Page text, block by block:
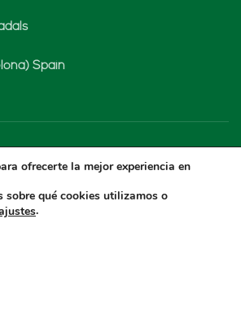
Spain
Industrial Empresarial
Puebla (México)
ofrecerte la mejor experiencia en
sobre qué cookies utilizamos o
.